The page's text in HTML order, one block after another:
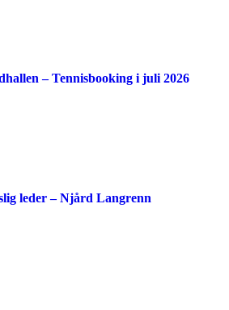
– Tennisbooking i juli 2026
leder – Njård Langrenn